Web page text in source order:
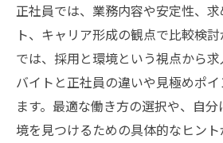
正社員では、業務内容や安定性、
ト、キャリア形成の観点で比較検
では、採用と環境という視点から求
バイトと正社員の違いや見極めポ
ます。最適な働き方の選択や、自
境を見つけるための具体的なヒン